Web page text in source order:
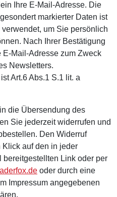
Ihre E-Mail-Adresse. Die
markierter Daten ist
um Sie persönlich
Nach Ihrer Bestätigung
E-Mail-Adresse zum Zweck
Newsletters.
Art.6 Abs.1 S.1 lit. a
die Übersendung des
Sie jederzeit widerrufen und
Den Widerruf
Klick auf den in jeder
bereitgestellten Link oder per
oder durch eine
Impressum angegebenen